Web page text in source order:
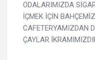
ODALARIMIZDA
İÇMEK İÇİN
CAFETERYAMIZDAN
ÇAYLAR